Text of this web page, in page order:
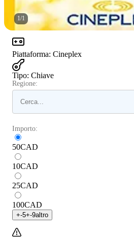
1/1
Piattaforma: Cineplex
Tipo: Chiave
Regione:
Importo:
50CAD
10CAD
25CAD
100CAD
+-5+-9altro